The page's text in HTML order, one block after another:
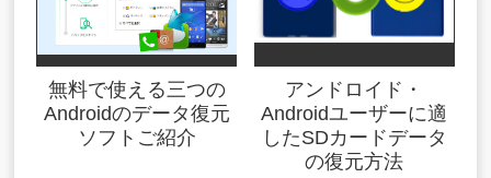
無料で使える三つの
Androidのデータ復元
ソフトご紹介
アンドロイド・
Androidユーザーに適
したSDカードデータ
の復元方法